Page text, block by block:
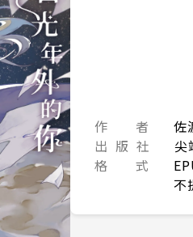
作 者
佐
出 版 社
尖
格 式
不